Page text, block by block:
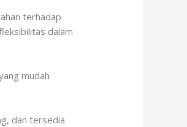
terhadap
dalam
mudah
dan tersedia